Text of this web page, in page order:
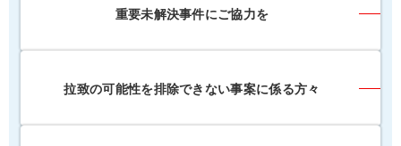
重要未解決事件にご協力を
拉致の可能性を排除できない事案に係る方々